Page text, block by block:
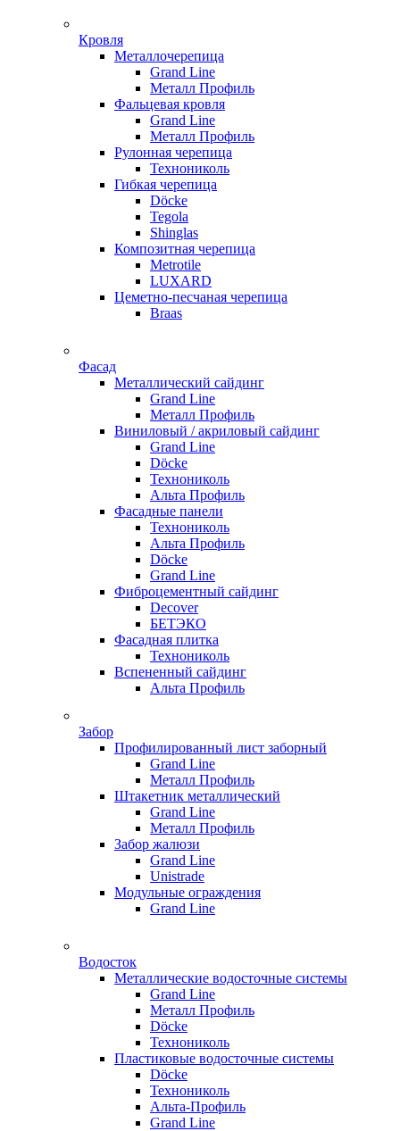
Кровля
Металлочерепица
Grand Line
Металл Профиль
Фальцевая кровля
Grand Line
Металл Профиль
Рулонная черепица
Технониколь
Гибкая черепица
Döсkе
Tegola
Shinglas
Композитная черепица
Metrotile
LUXARD
Цеметно-песчаная черепица
Braas
Фасад
Металлический сайдинг
Grand Line
Металл Профиль
Виниловый / акриловый сайдинг
Grand Line
Döсkе
Технониколь
Альта Профиль
Фасадные панели
Технониколь
Альта Профиль
Döсkе
Grand Line
Фиброцементный сайдинг
Decover
БЕТЭКО
Фасадная плитка
Технониколь
Вспененный сайдинг
Альта Профиль
Забор
Профилированный лист заборный
Grand Line
Металл Профиль
Штакетник металлический
Grand Line
Металл Профиль
Забор жалюзи
Grand Line
Unistrade
Модульные ограждения
Grand Line
Водосток
Металлические водосточные системы
Grand Line
Металл Профиль
Döсkе
Технониколь
Пластиковые водосточные системы
Döcke
Технониколь
Альта-Профиль
Grand Line